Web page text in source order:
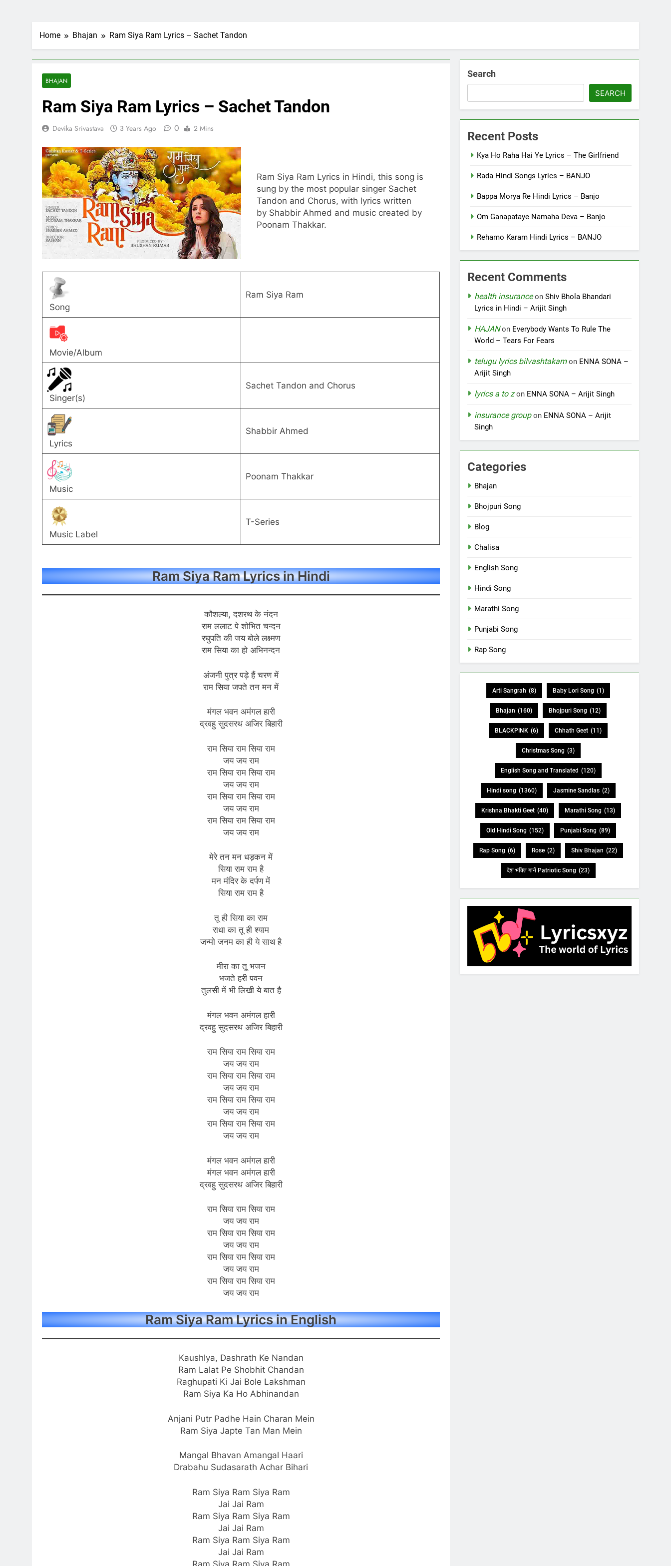
Home Bhajan Ram Siya Ram Lyrics – Sachet Tandon
BHAJAN
Ram Siya Ram Lyrics – Sachet Tandon
Devika Srivastava 3 Years Ago 0 2 Mins
Ram Siya Ram Lyrics in Hindi, this song is
sung by the most popular singer Sachet
Tandon and Chorus, with lyrics written
by Shabbir Ahmed and music created by
Poonam Thakkar.
Song
Ram Siya Ram
Movie/Album
Singer(s)
Sachet Tandon and Chorus
Lyrics
Shabbir Ahmed
Music
Poonam Thakkar
Music Label
T-Series
Ram Siya Ram Lyrics in Hindi
कौशल्या, दशरथ के नंदन
राम ललाट पे शोभित चन्दन
रघुपति की जय बोले लक्ष्मण
राम सिया का हो अभिनन्दन
अंजनी पुत्र पड़े हैं चरण में
राम सिया जपते तन मन में
मंगल भवन अमंगल हारी
द्रवहु सुदसरथ अजिर बिहारी
राम सिया राम सिया राम
जय जय राम
राम सिया राम सिया राम
जय जय राम
राम सिया राम सिया राम
जय जय राम
राम सिया राम सिया राम
जय जय राम
मेरे तन मन धड़कन में
सिया राम राम है
मन मंदिर के दर्पण में
सिया राम राम है
तू ही सिया का राम
राधा का तू ही श्याम
जन्मो जनम का ही ये साथ है
मीरा का तू भजन
भजते हरी पवन
तुलसी में भी लिखी ये बात है
मंगल भवन अमंगल हारी
द्रवहु सुदसरथ अजिर बिहारी
राम सिया राम सिया राम
जय जय राम
राम सिया राम सिया राम
जय जय राम
राम सिया राम सिया राम
जय जय राम
राम सिया राम सिया राम
जय जय राम
मंगल भवन अमंगल हारी
मंगल भवन अमंगल हारी
द्रवहु सुदसरथ अजिर बिहारी
राम सिया राम सिया राम
जय जय राम
राम सिया राम सिया राम
जय जय राम
राम सिया राम सिया राम
जय जय राम
राम सिया राम सिया राम
जय जय राम
Ram Siya Ram Lyrics in English
Kaushlya, Dashrath Ke Nandan
Ram Lalat Pe Shobhit Chandan
Raghupati Ki Jai Bole Lakshman
Ram Siya Ka Ho Abhinandan
Anjani Putr Padhe Hain Charan Mein
Ram Siya Japte Tan Man Mein
Mangal Bhavan Amangal Haari
Drabahu Sudasarath Achar Bihari
Ram Siya Ram Siya Ram
Jai Jai Ram
Ram Siya Ram Siya Ram
Jai Jai Ram
Ram Siya Ram Siya Ram
Jai Jai Ram
Ram Siya Ram Siya Ram
Search
SEARCH
Recent Posts
Kya Ho Raha Hai Ye Lyrics – The Girlfriend
Rada Hindi Songs Lyrics – BANJO
Bappa Morya Re Hindi Lyrics – Banjo
Om Ganapataye Namaha Deva – Banjo
Rehamo Karam Hindi Lyrics – BANJO
Recent Comments
health insuranceonShiv Bhola Bhandari
Lyrics in Hindi – Arijit Singh
HAJANon Everybody Wants To Rule The
World – Tears For Fears
telugu lyrics bilvashtakamon ENNA SONA –
Arijit Singh
lyrics a to zon ENNA SONA – Arijit Singh
insurance groupon ENNA SONA – Arijit
Singh
Categories
Bhajan
Bhojpuri Song
Blog
Chalisa
English Song
Hindi Song
Marathi Song
Punjabi Song
Rap Song
Arti Sangrah (8) Baby Lori Song (1)
Bhajan (160) Bhojpuri Song (12)
BLACKPINK (6) Chhath Geet (11)
Christmas Song (3)
English Song and Translated (120)
Hindi song (1360) Jasmine Sandlas (2)
Krishna Bhakti Geet (40) Marathi Song (13)
Old Hindi Song (152) Punjabi Song (89)
Rap Song (6) Rose (2) Shiv Bhajan (22)
देश भक्ति गानें Patriotic Song (23)